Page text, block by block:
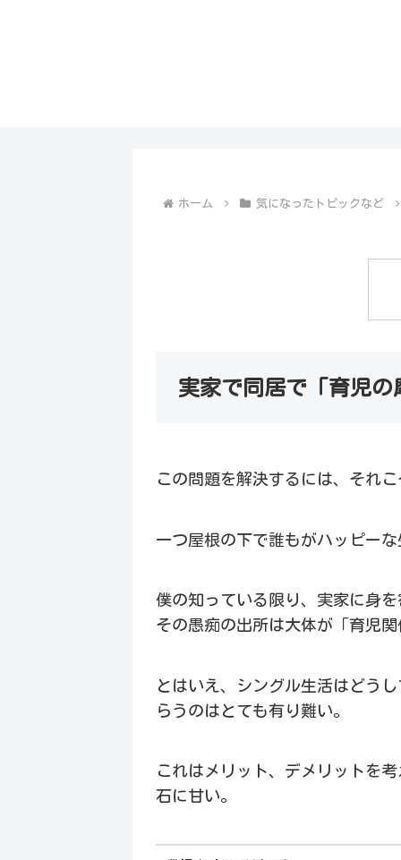
ホーム 気になったトピックなど
実家で同居で「育児
この問題を解決するには、それ
一つ屋根の下で誰もがハッピー
僕の知っている限り、実家に身
その愚痴の出所は大体が「育児
とはいえ、シングル生活はどう
らうのはとても有り難い。
これはメリット、デメリットを
石に甘い。